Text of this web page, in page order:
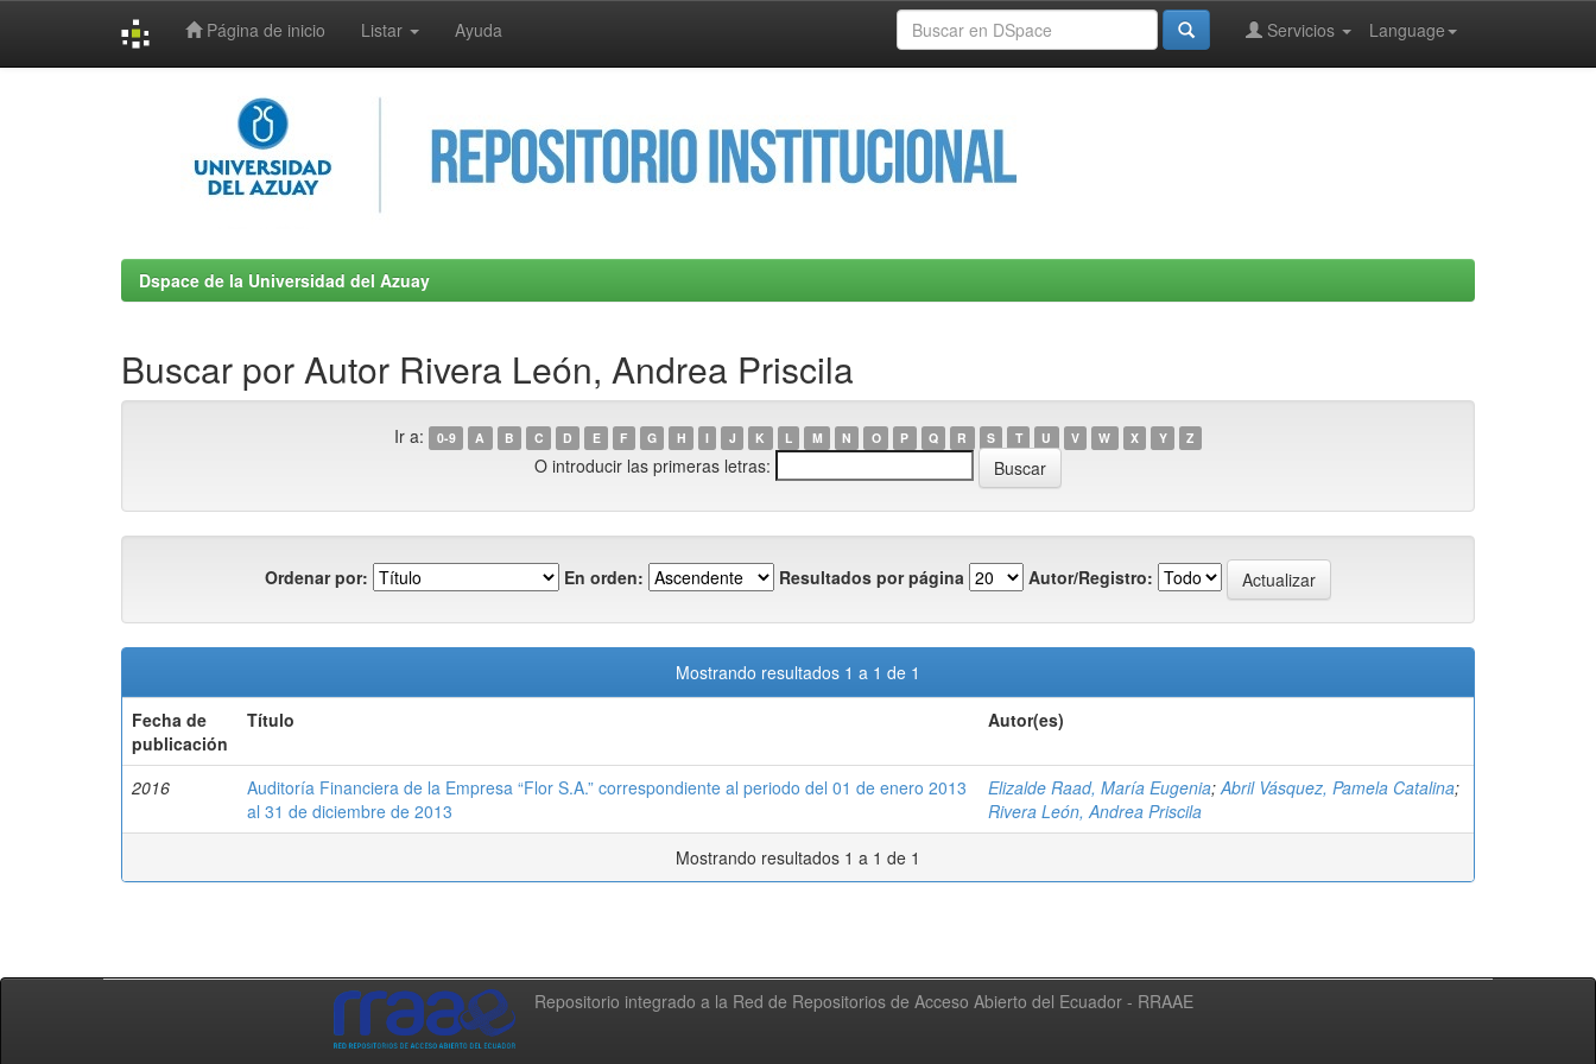
Página de inicio Listar Ayuda Language
Servicios
Dspace de la Universidad del Azuay
Buscar por Autor Rivera León, Andrea Priscila
Ir a: 0-9 A B C D E F G H I J K L M N O P Q R S T U V W X Y Z
O introducir las primeras letras:
Ordenar por: En orden: Resultados por página Autor/Registro:
Mostrando resultados 1 a 1 de 1
Fecha de
publicación
Título Autor(es)
2016
Auditoría Financiera de la Empresa “Flor S.A.” correspondiente al periodo del 01 de enero 2013
al 31 de diciembre de 2013
Elizalde Raad, María Eugenia;Abril Vásquez, Pamela Catalina;
Rivera León, Andrea Priscila
Mostrando resultados 1 a 1 de 1
Repositorio integrado a la Red de Repositorios de Acceso Abierto del Ecuador - RRAAE